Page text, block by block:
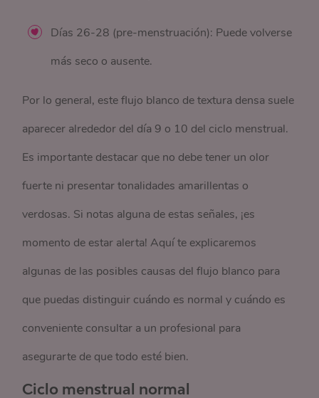
Días 26-28 (pre-menstruación): Puede volverse
más seco o ausente.
Por lo general, este flujo blanco de textura densa suele
aparecer alrededor del día 9 o 10 del ciclo menstrual.
Es importante destacar que no debe tener un olor
fuerte ni presentar tonalidades amarillentas o
verdosas. Si notas alguna de estas señales, ¡es
momento de estar alerta! Aquí te explicaremos
algunas de las posibles causas del flujo blanco para
que puedas distinguir cuándo es normal y cuándo es
conveniente consultar a un profesional para
asegurarte de que todo esté bien.
Ciclo menstrual normal